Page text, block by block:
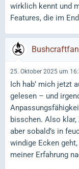
wirklich kennt und
Features, die im
Bushcraftfan
25. Oktober 2025 um
Ich hab’ mich jetzt
gelesen – und
bisschen. Also
aber sobald’s in
windige Ecken
meiner Erfahrung